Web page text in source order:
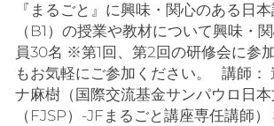
『まるごと』に興味・関心のある日
（B1）の授業や教材について興味・
員30名 ※第1回、第2回の研修会に参
もお気軽にご参加ください。 講師：
ナ麻樹（国際交流基金サンパウロ日
（FJSP）-JFまるごと講座専任講師